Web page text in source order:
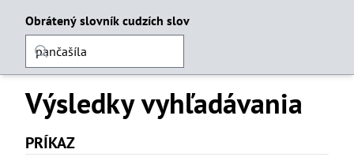
Obrátený slovník cudzích slov
Výsledky vyhľadávania
PRÍKAZ